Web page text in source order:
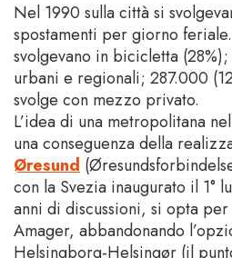
Nel 1990 sulla città si
spostamenti per giorno
svolgevano in bicicletta
urbani e regionali; 287.000
svolge con mezzo privato.
L’idea di una metropolitana
una conseguenza della
Øresund
con la Svezia inaugurato il 1°
anni di discussioni, si opta per
Amager, abbandonando
Helsingborg-Helsingør (il